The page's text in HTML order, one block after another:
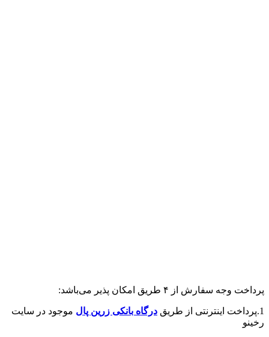
پرداخت وجه سفارش از ۴ طریق امکان پذیر می‌باشد:
1.پرداخت اینترنتی از طریق درگاه‌ بانکی زرین پال موجود در سایت
رخینو